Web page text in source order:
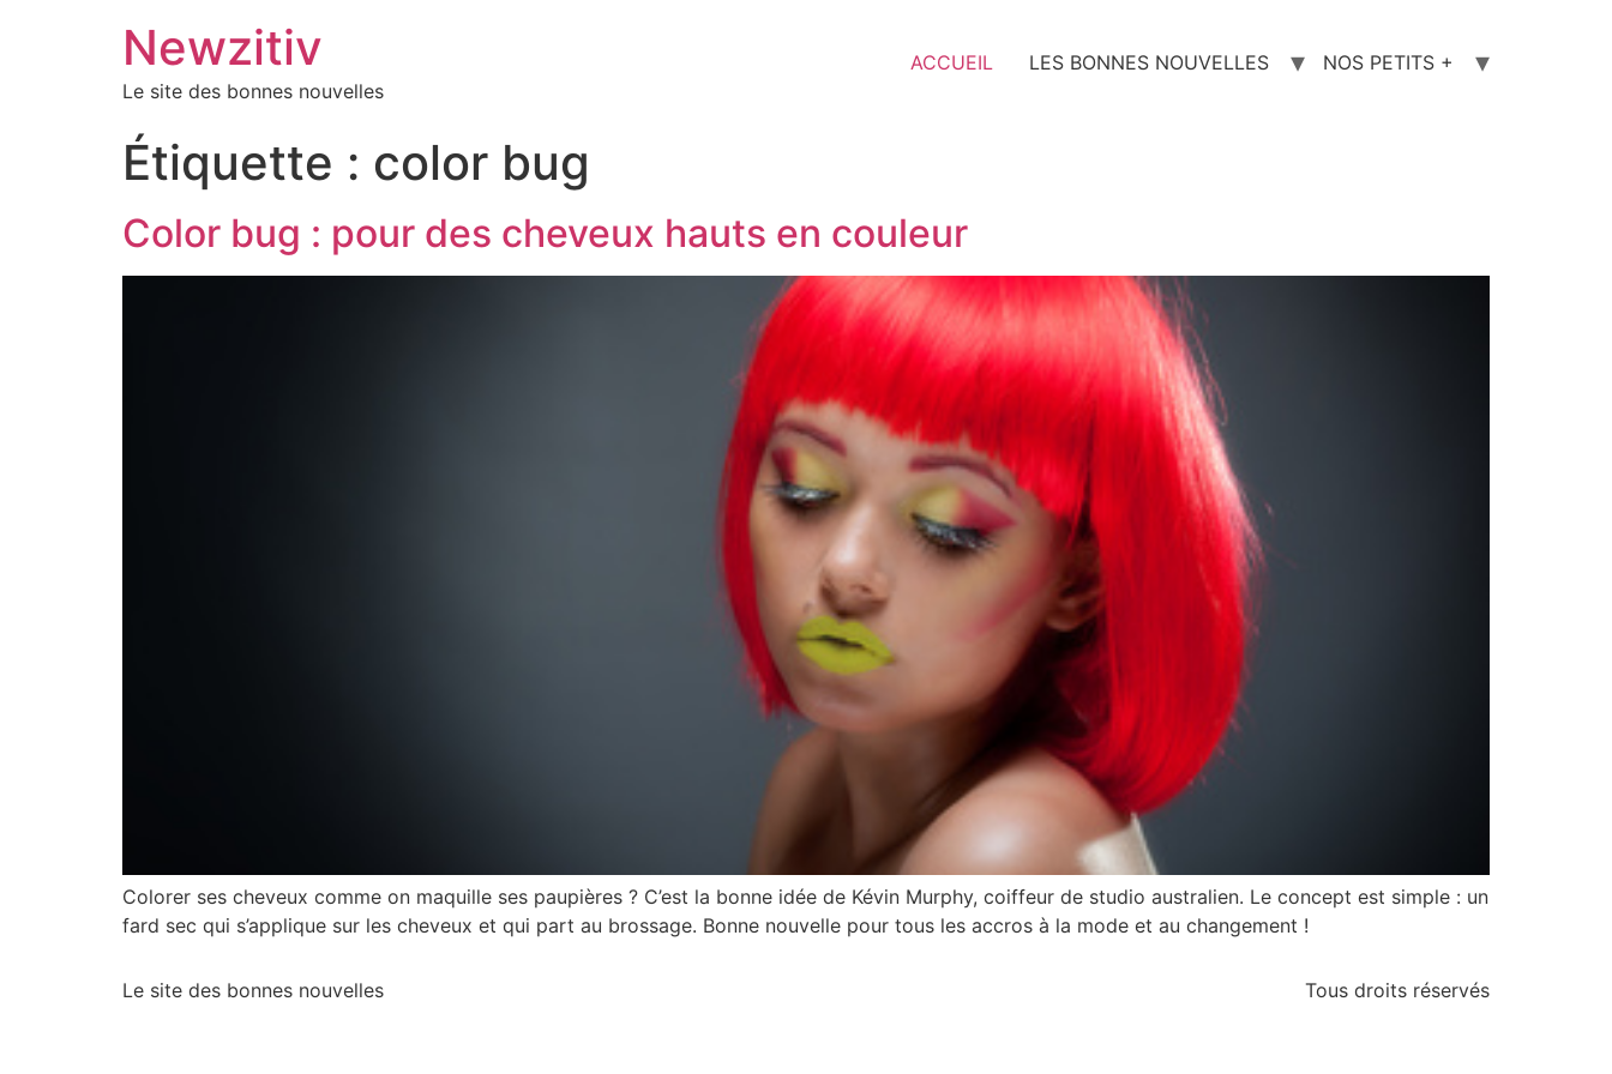
Newzitiv
Le site des bonnes nouvelles
ACCUEIL LES BONNES NOUVELLES NOS PETITS +
Étiquette : color bug
Color bug : pour des cheveux hauts en couleur
Colorer ses cheveux comme on maquille ses paupières ? C’est la bonne idée de Kévin Murphy, coiffeur de studio australien. Le concept est simple : un
fard sec qui s’applique sur les cheveux et qui part au brossage. Bonne nouvelle pour tous les accros à la mode et au changement !
Le site des bonnes nouvelles Tous droits réservés